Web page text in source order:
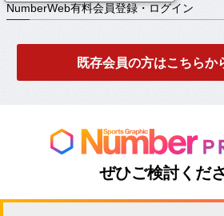
NumberWeb有料会員登録・ログイン
既存会員の方はこちらか
ぜひご検討くだ